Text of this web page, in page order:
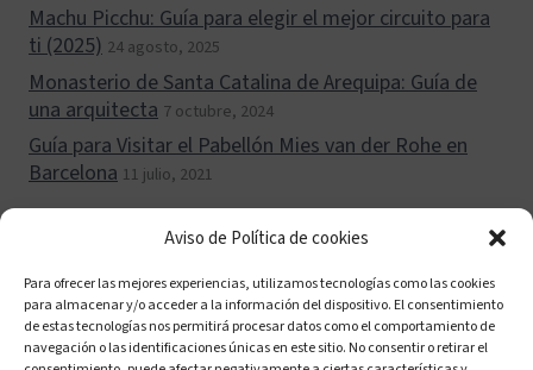
Aviso de Política de cookies
Para ofrecer las mejores experiencias, utilizamos tecnologías como las cookies
para almacenar y/o acceder a la información del dispositivo. El consentimiento
de estas tecnologías nos permitirá procesar datos como el comportamiento de
navegación o las identificaciones únicas en este sitio. No consentir o retirar el
Machu Picchu: Guía para elegir el mejor circuito para
ti (2025) 24 agosto, 2025
Monasterio de Santa Catalina de Arequipa: Guía de
una arquitecta 7 octubre, 2024
Guía para Visitar el Pabellón Mies van der Rohe en
Barcelona 11 julio, 2021
Política de cookies (UE)
Políticas de privacidad
Aviso legal